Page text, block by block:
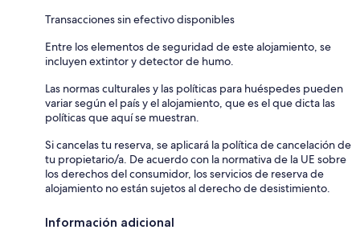
Transacciones sin efectivo disponibles
Entre los elementos de seguridad de este alojamiento, se
incluyen extintor y detector de humo.
Las normas culturales y las políticas para huéspedes pueden
variar según el país y el alojamiento, que es el que dicta las
políticas que aquí se muestran.
Si cancelas tu reserva, se aplicará la política de cancelación de
tu propietario/a. De acuerdo con la normativa de la UE sobre
los derechos del consumidor, los servicios de reserva de
alojamiento no están sujetos al derecho de desistimiento.
Información adicional